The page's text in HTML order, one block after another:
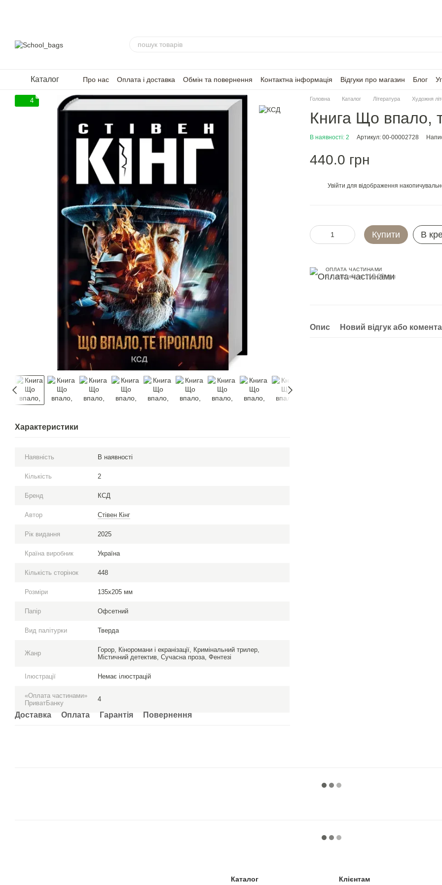
Каталог Про нас Оплата і доставка Обмін та повернення Контактна інформація Відгуки про магазин Блог
4
Характеристики
Наявність В наявності
Кількість 2
Бренд КСД
Автор Стівен Кінг
Рік видання 2025
Країна виробник Україна
Кількість сторінок 448
Розміри 135х205 мм
Папір Офсетний
Вид палітурки Тверда
Жанр
Горор, Кіноромани і екранізації, Кримінальний трилер,
Містичний детектив, Сучасна проза, Фентезі
Ілюстрації Немає ілюстрацій
«Оплата частинами»
ПриватБанку
4
Доставка Оплата Гарантія Повернення
Головна Каталог Література Художня
Книга Що впало,
В наявності: 2 Артикул: 00-00002728
440.0 грн
Увійти для відображення
Купити В
ОПЛАТА ЧАСТИНАМИ
4 платежі по 110.00 грн
Опис Новий відгук або
Каталог Клієнтам